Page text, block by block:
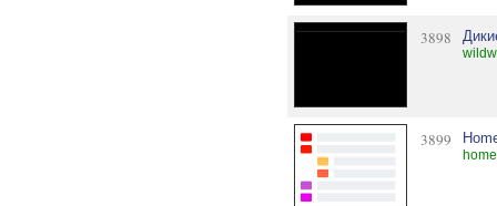
3898
3899